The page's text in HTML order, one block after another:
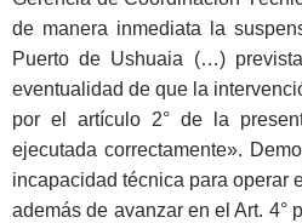
de manera inmediata la
Puerto de Ushuaia (…)
eventualidad de que la
por el artículo 2° de la
ejecutada correctamente».
incapacidad técnica para operar
además de avanzar en el Art. 4°